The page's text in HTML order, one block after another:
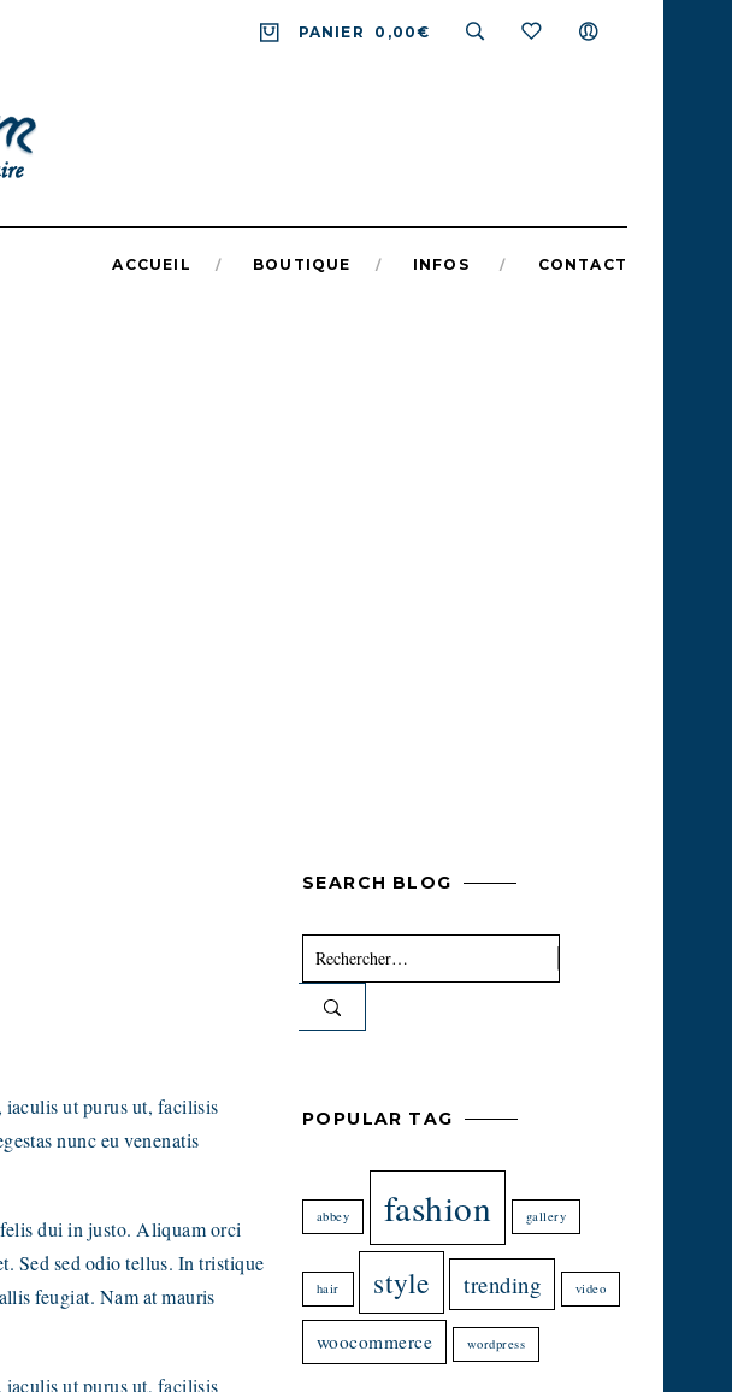
PANIER 0,00€
ACCUEIL BOUTIQUE INFOS CONTACT
iaculis ut purus ut, facilisis
nunc eu venenatis
dui in justo. Aliquam orci
Sed sed odio tellus. In tristique
feugiat. Nam at mauris
iaculis ut purus ut, facilisis
SEARCH BLOG
Rechercher :
POPULAR TAG
abbey fashion gallery
hair style trending video
woocommerce wordpress